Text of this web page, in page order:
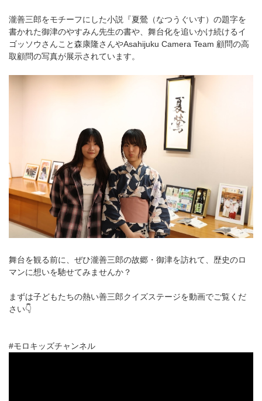
瀧善三郎をモチーフにした小説『夏鶯（なつうぐいす）の題字を
書かれた御津のやすみん先生の書や、舞台化を追いかけ続けるイ
ゴッソウさんこと森康隆さんやAsahijuku Camera Team 顧問の高
取顧問の写真が展示されています。
舞台を観る前に、ぜひ瀧善三郎の故郷・御津を訪れて、歴史のロ
マンに想いを馳せてみませんか？
まずは子どもたちの熱い善三郎クイズステージを動画でご覧くだ
さい👇
#モロキッズチャンネル